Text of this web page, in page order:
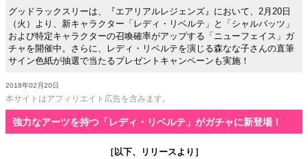
グッドラックスリーは、『エアリアルレジェンズ』において、2月20日
（火）より、新キャラクター「レディ・リベルテ」と「シャルバッツ」
および特定キャラクターの召喚確率がアップする「ニューフェイス」ガ
チャを開催中。さらに、レディ・リベルテを演じる森なな子さんの直筆
サイン色紙が抽選で当たるプレゼントキャンペーンも実施！
2018年02月20日
本サイトはアフィリエイト広告を含みます。
強力なアーツを持つ「レディ・リベルテ」がガチャに新登場！
［以下、リリースより］